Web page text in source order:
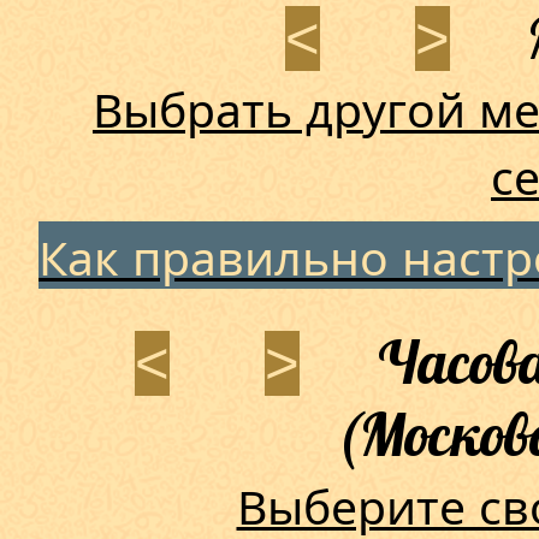
< >
Выбрать другой
Как правильно
< >
Выберите